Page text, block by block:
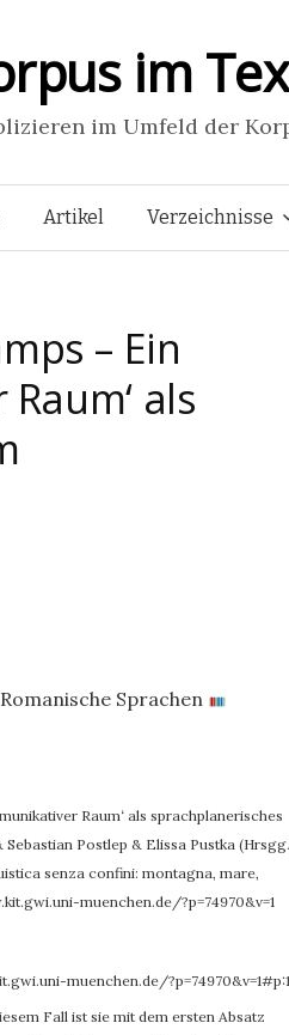
im
im Umfeld der
Springe
Inhalt
Artikel Verzeichnisse
– Ein
als
Romanische Sprachen
Raum‘ als sprachplanerisches
Sebastian Postlep & Elissa Pustka
senza confini: montagna, mare,
muenchen.de/?p=74970&v=1
muenchen.de/?p=74970&v=1#p:1
Fall ist sie mit dem ersten Absatz